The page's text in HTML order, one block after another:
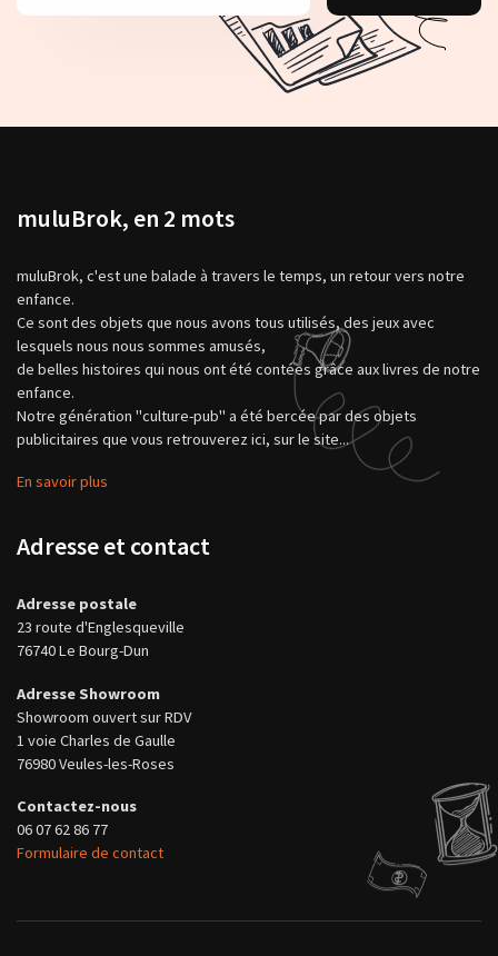
muluBrok, en 2 mots
muluBrok, c'est une balade à travers le temps, un retour vers notre
enfance.
Ce sont des objets que nous avons tous utilisés, des jeux avec
lesquels nous nous sommes amusés,
de belles histoires qui nous ont été contées grâce aux livres de notre
enfance.
Notre génération "culture-pub" a été bercée par des objets
publicitaires que vous retrouverez ici, sur le site...
En savoir plus
Adresse et contact
Adresse postale
23 route d'Englesqueville
76740 Le Bourg-Dun
Adresse Showroom
Showroom ouvert sur RDV
1 voie Charles de Gaulle
76980 Veules-les-Roses
Contactez-nous
06 07 62 86 77
Formulaire de contact